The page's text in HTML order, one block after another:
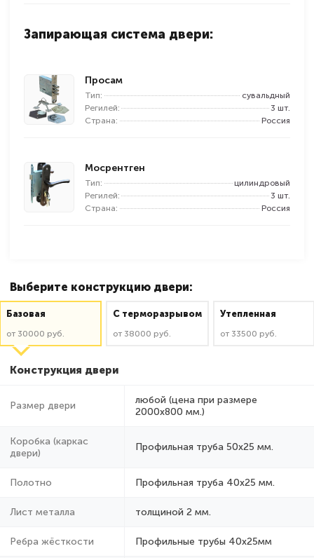
Запирающая система двери:
Просам
Тип:
сувальдный
Регилей:
3 шт.
Страна:
Россия
Мосрентген
Тип:
цилиндровый
Регилей:
3 шт.
Страна:
Россия
Выберите конструкцию двери:
Базовая
от 30000 руб.
C терморазрывом
от 38000 руб.
Утепленная
от 33500 руб.
Конструкция двери
Размер двери
любой (цена при размере
2000x800 мм.)
Коробка (каркас
двери)
Профильная труба 50х25 мм.
Полотно Профильная труба 40х25 мм.
Лист металла толщиной 2 мм.
Ребра жёсткости Профильные трубы 40х25мм